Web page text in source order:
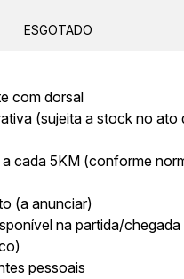
ESGOTADO
com dorsal
(sujeita a stock no ato
cada 5KM (conforme
(a anunciar)
na partida/
pessoais